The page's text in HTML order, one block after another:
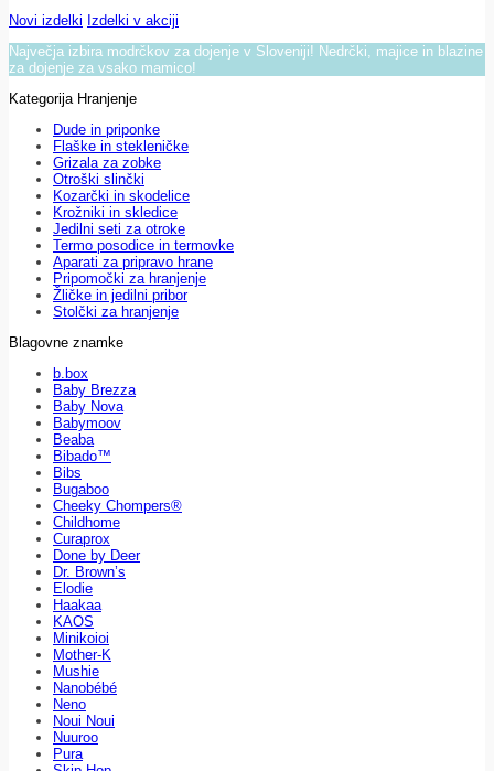
Novi izdelki Izdelki v akciji
Največja izbira modrčkov za dojenje v Sloveniji! Nedrčki, majice in blazine
za dojenje za vsako mamico!
Kategorija Hranjenje
Dude in priponke
Flaške in stekleničke
Grizala za zobke
Otroški slinčki
Kozarčki in skodelice
Krožniki in skledice
Jedilni seti za otroke
Termo posodice in termovke
Aparati za pripravo hrane
Pripomočki za hranjenje
Žličke in jedilni pribor
Stolčki za hranjenje
Blagovne znamke
b.box
Baby Brezza
Baby Nova
Babymoov
Beaba
Bibado™
Bibs
Bugaboo
Cheeky Chompers®
Childhome
Curaprox
Done by Deer
Dr. Brown’s
Elodie
Haakaa
KAOS
Minikoioi
Mother-K
Mushie
Nanobébé
Neno
Noui Noui
Nuuroo
Pura